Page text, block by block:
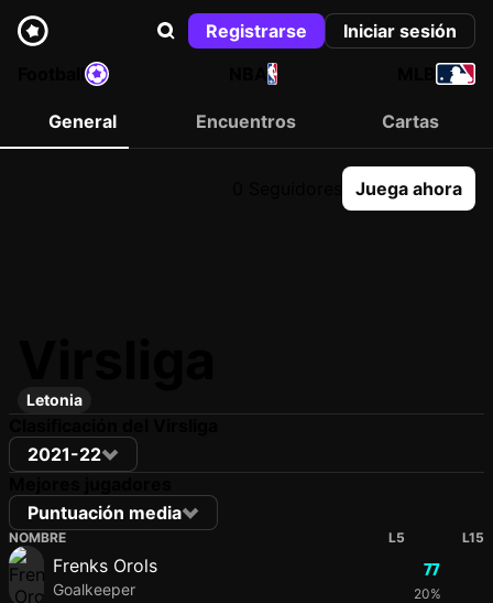
Registrarse
Iniciar sesión
NBA
General Encuentros Cartas
Juega ahora
Letonia
2021-22
Puntuación media
NOMBRE L5 L15
Frenks Orols
Goalkeeper
77
20%